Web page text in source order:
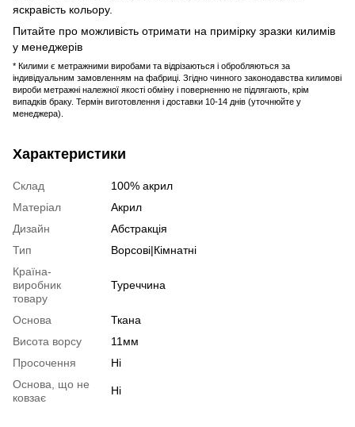
яскравість кольору.
Питайте про можливість отримати на примірку зразки килимів
у менеджерів
* Килими є метражними виробами та відрізаються і обробляються за
індивідуальним замовленням на фабриці. Згідно чинного законодавства килимові
вироби метражні належної якості обміну і поверненню не підлягають, крім
випадків браку. Термін виготовлення і доставки 10-14 днів (уточнюйте у
менеджера).
Характеристики
Склад
100% акрил
Матеріал
Акрил
Дизайн
Абстракція
Тип
Ворсові|Кімнатні
Країна-
виробник
товару
Туреччина
Основа
Ткана
Висота ворсу
11мм
Просочення
Ні
Основа, що не
ковзає
Ні